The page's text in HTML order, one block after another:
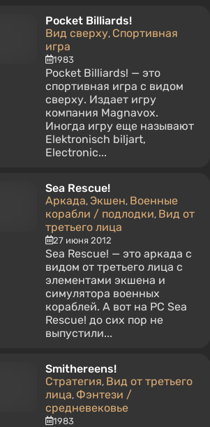
Pocket Billiards!
Вид сверху, Спортивная
игра
1983
Pocket Billiards! — это
спортивная игра с видом
сверху. Издает игру
компания Magnavox.
Иногда игру еще называют
Elektronisch biljart,
Electronic...
Sea Rescue!
Аркада, Экшен, Военные
корабли / подлодки, Вид от
третьего лица
27 июня 2012
Sea Rescue! — это аркада с
видом от третьего лица с
элементами экшена и
симулятора военных
кораблей. А вот на PC Sea
Rescue! до сих пор не
выпустили...
Smithereens!
Стратегия, Вид от третьего
лица, Фэнтези /
средневековье
1983